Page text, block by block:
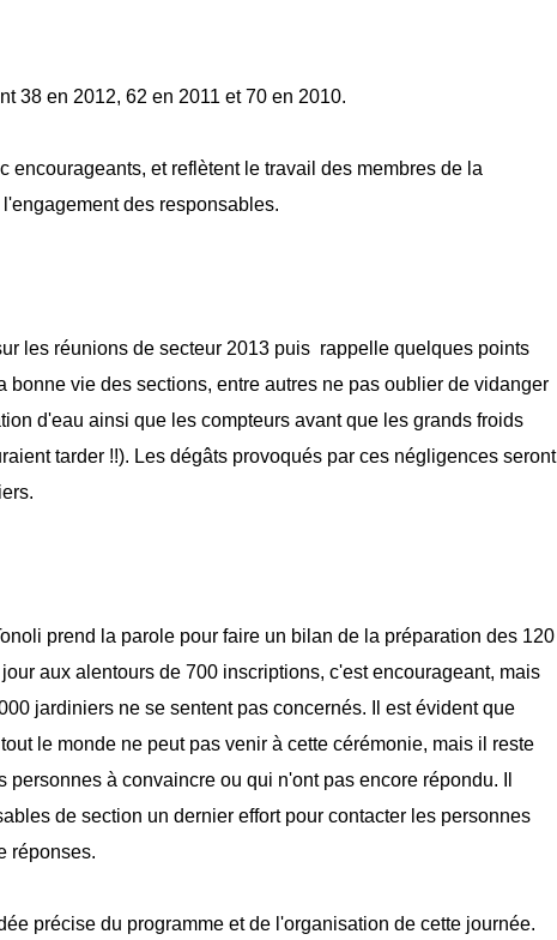
38 en 2012, 62 en 2011 et 70 en 2010.
encourageants, et reflètent le travail des membres de la
des responsables.
les réunions de secteur 2013 puis rappelle quelques points
bonne vie des sections, entre autres ne pas oublier de vidanger
d'eau ainsi que les compteurs avant que les grands froids
tarder !!). Les dégâts provoqués par ces négligences seront
prend la parole pour faire un bilan de la préparation des 120
aux alentours de 700 inscriptions, c'est encourageant, mais
jardiniers ne se sentent pas concernés. Il est évident que
le monde ne peut pas venir à cette cérémonie, mais il reste
personnes à convaincre ou qui n'ont pas encore répondu. Il
de section un dernier effort pour contacter les personnes
réponses.
précise du programme et de l'organisation de cette journée.